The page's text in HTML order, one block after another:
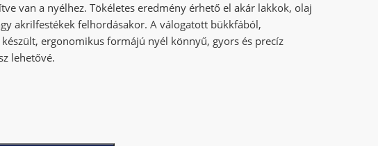
van a nyélhez. Tökéletes eredmény érhető el akár lakkok, olaj
akrilfestékek felhordásakor. A válogatott bükkfából,
ergonomikus formájú nyél könnyű, gyors és precíz
lehetővé.